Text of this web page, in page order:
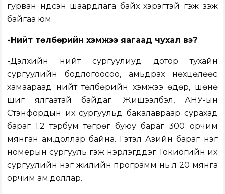
гурван үндсэн шаардлага байх хэрэгтэй гэж үзэж
байгаа юм.
-Нийт төлбөрийн хэмжээ яагаад чухал вэ?
-Дэлхийн нийт сургуулиуд дотор тухайн
сургуулийн бодлогоосоо, амьдрах нөхцөлөөс
хамаараад нийт төлбөрийн хэмжээ өдөр, шөнө
шиг ялгаатай байдаг. Жишээлбэл, АНУ-ын
Стэнфордын их сургуульд бакалавраар сурахад
бараг 1.2 тэрбум төгрөг буюу бараг 300 орчим
мянган ам.доллар байна. Гэтэл Азийн бараг нэг
номерын сургууль гэж нэрлэгддэг Токиогийн их
сургуулийн нэг жилийн программ нь л 20 мянга
орчим ам.доллар.